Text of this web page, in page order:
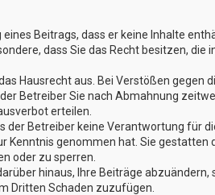
Beitrags, dass er keine Inhalte
dass Sie das Recht besitzen,
Hausrecht aus. Bei Verstößen gegen
Betreiber Sie nach Abmahnung
erteilen.
der Betreiber keine Verantwortung für
Kenntnis genommen hat. Sie gestatten
oder zu sperren.
hinaus, Ihre Beiträge
Dritten Schaden zuzufügen.